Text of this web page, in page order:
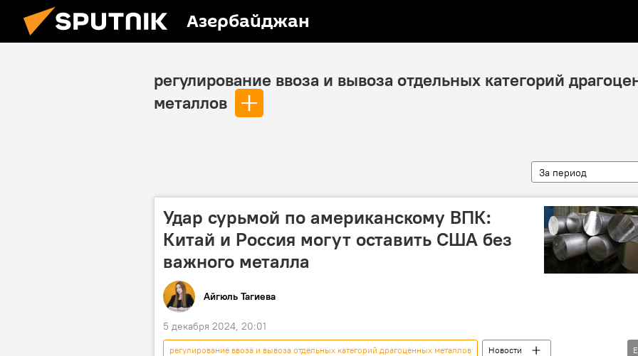
Азербайджан
регулирование ввоза и вывоза отдельных категорий
металлов
За период
Удар сурьмой по американскому ВПК:
Китай и Россия могут оставить США без
важного металла
Айгюль Тагиева
5 декабря 2024, 20:01
регулирование ввоза и вывоза отдельных категорий драгоценных металлов
Новости